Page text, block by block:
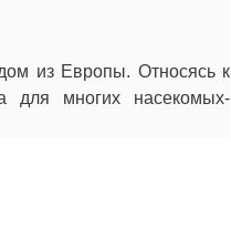
из Европы. Относясь к
для многих насекомых-